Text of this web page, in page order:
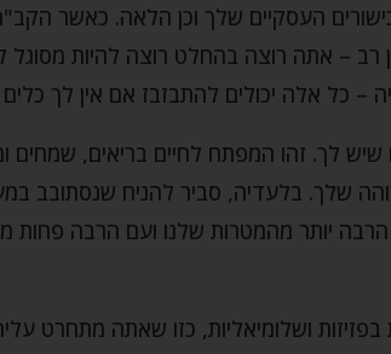
העסקיים שלך וכן הלאה. כאשר
– אתה רוצה בהחלט רוצה להיות מסוגל
כל אלה יכולים להתבזבז אם אין לך
לך. זהו המפתח לחיים בריאים, שמחים
שלך. בלעדיה, סביר להניח שנסתובב
יותר מהמטרות שלנו ועם הרבה פחות
ושלומיאליות, כזו שאתה מתחרט